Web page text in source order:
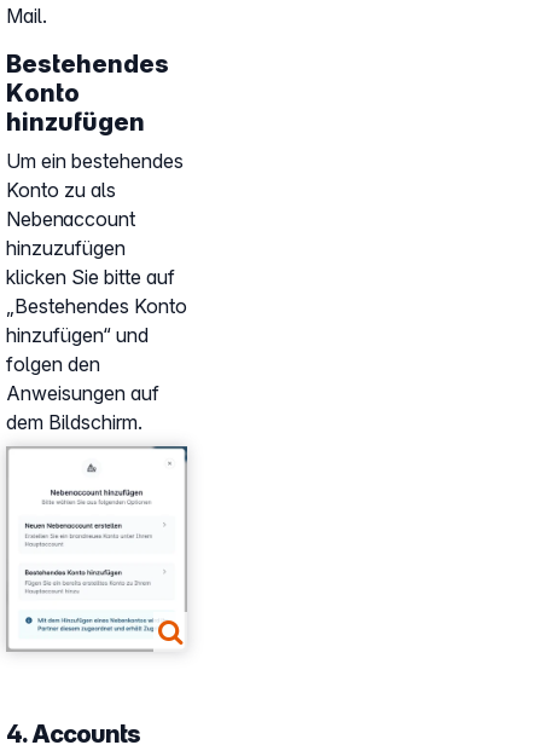
Show larger version
Mail.
Bestehendes
Konto
hinzufügen
Um ein bestehendes
Konto zu als
Nebenaccount
hinzuzufügen
klicken Sie bitte auf
„Bestehendes Konto
hinzufügen“ und
folgen den
Anweisungen auf
dem Bildschirm.
4. Accounts